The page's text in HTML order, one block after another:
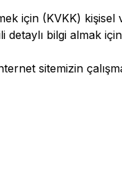
için (KVKK) kişisel
detaylı bilgi almak için
sitemizin